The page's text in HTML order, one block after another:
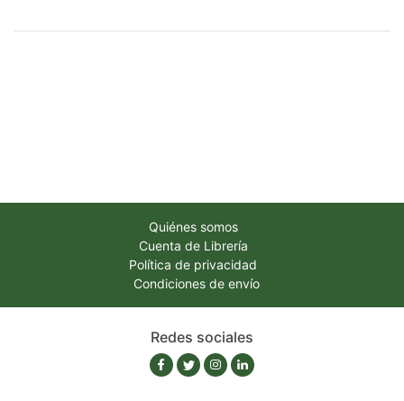
Quiénes somos
Cuenta de Librería
Política de privacidad
Condiciones de envío
Redes sociales